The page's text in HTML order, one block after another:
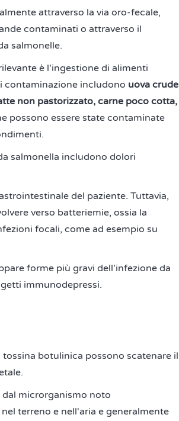
attraverso la via oro-fecale,
contaminati o attraverso il
salmonelle.
è l'ingestione di alimenti
contaminazione includono uova crude
non pastorizzato, carne poco cotta,
possono essere state contaminate
salmonella includono dolori
del paziente. Tuttavia,
verso batteriemie, ossia la
focali, come ad esempio su
forme più gravi dell'infezione da
immunodepressi.
botulinica possono scatenare il
dal microrganismo noto
terreno e nell'aria e generalmente